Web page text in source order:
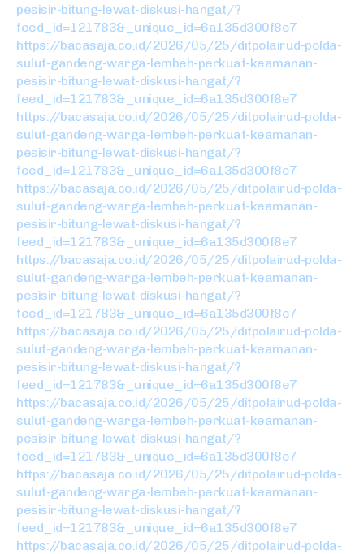
pesisir-bitung-lewat-diskusi-hangat/?
feed_id=121783&_unique_id=6a135d300f8e7
https://bacasaja.co.id/2026/05/25/ditpolairud-polda-
sulut-gandeng-warga-lembeh-perkuat-keamanan-
pesisir-bitung-lewat-diskusi-hangat/?
feed_id=121783&_unique_id=6a135d300f8e7
https://bacasaja.co.id/2026/05/25/ditpolairud-polda-
sulut-gandeng-warga-lembeh-perkuat-keamanan-
pesisir-bitung-lewat-diskusi-hangat/?
feed_id=121783&_unique_id=6a135d300f8e7
https://bacasaja.co.id/2026/05/25/ditpolairud-polda-
sulut-gandeng-warga-lembeh-perkuat-keamanan-
pesisir-bitung-lewat-diskusi-hangat/?
feed_id=121783&_unique_id=6a135d300f8e7
https://bacasaja.co.id/2026/05/25/ditpolairud-polda-
sulut-gandeng-warga-lembeh-perkuat-keamanan-
pesisir-bitung-lewat-diskusi-hangat/?
feed_id=121783&_unique_id=6a135d300f8e7
https://bacasaja.co.id/2026/05/25/ditpolairud-polda-
sulut-gandeng-warga-lembeh-perkuat-keamanan-
pesisir-bitung-lewat-diskusi-hangat/?
feed_id=121783&_unique_id=6a135d300f8e7
https://bacasaja.co.id/2026/05/25/ditpolairud-polda-
sulut-gandeng-warga-lembeh-perkuat-keamanan-
pesisir-bitung-lewat-diskusi-hangat/?
feed_id=121783&_unique_id=6a135d300f8e7
https://bacasaja.co.id/2026/05/25/ditpolairud-polda-
sulut-gandeng-warga-lembeh-perkuat-keamanan-
pesisir-bitung-lewat-diskusi-hangat/?
feed_id=121783&_unique_id=6a135d300f8e7
https://bacasaja.co.id/2026/05/25/ditpolairud-polda-